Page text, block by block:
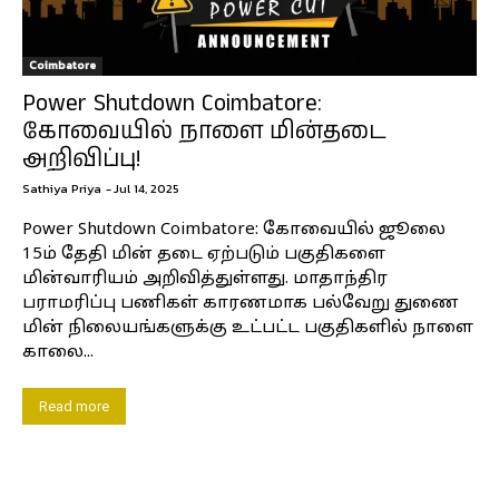
Coimbatore
Power Shutdown Coimbatore:
கோவையில் நாளை மின்தடை
அறிவிப்பு!
Sathiya Priya -Jul 14, 2025
Power Shutdown Coimbatore: கோவையில் ஜூலை
15ம் தேதி மின் தடை ஏற்படும் பகுதிகளை
மின்வாரியம் அறிவித்துள்ளது. மாதாந்திர
பராமரிப்பு பணிகள் காரணமாக பல்வேறு துணை
மின் நிலையங்களுக்கு உட்பட்ட பகுதிகளில் நாளை
காலை...
Read more